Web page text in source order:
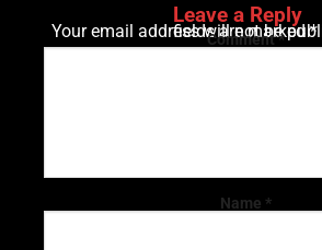
Leave a Reply
Your email address will not be
Required fields are marked*
Comment*
Name *